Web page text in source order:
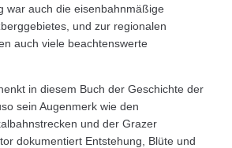
war auch die eisenbahnmäßige
und zur regionalen
auch viele beachtenswerte
in diesem Buch der Geschichte der
sein Augenmerk wie den
und der Grazer
dokumentiert Entstehung, Blüte und